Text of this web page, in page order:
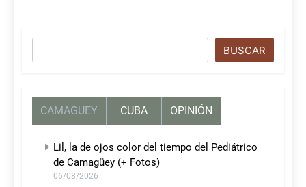
BUSCAR
CAMAGUEY CUBA OPINIÓN
Lil, la de ojos color del tiempo del Pediátrico
de Camagüey (+ Fotos)
06/08/2026